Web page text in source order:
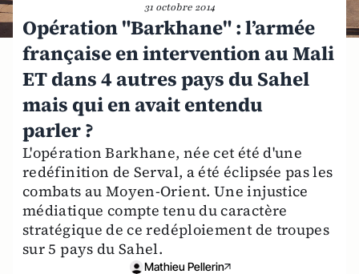
31 octobre 2014
Opération "Barkhane" : l’armée
française en intervention au Mali
ET dans 4 autres pays du Sahel
mais qui en avait entendu
parler ?
L'opération Barkhane, née cet été d'une
redéfinition de Serval, a été éclipsée pas les
combats au Moyen-Orient. Une injustice
médiatique compte tenu du caractère
stratégique de ce redéploiement de troupes
sur 5 pays du Sahel.
Mathieu Pellerin